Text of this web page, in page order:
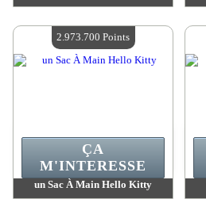
Quantité Disponible :4
un Sac À Main Hello Kitty
ÇA
M'INTERESSE
2.973.700 Points